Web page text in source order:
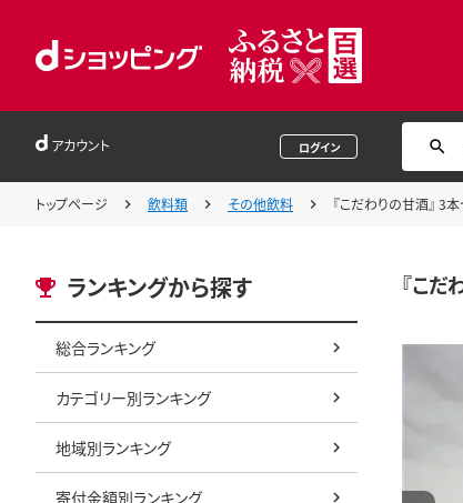
アカウント ログイン
トップページ 飲料類 その他飲料 『こだわりの甘酒』 3
ランキングから探す
総合ランキング
カテゴリー別ランキング
地域別ランキング
寄付金額別ランキング
『こだ